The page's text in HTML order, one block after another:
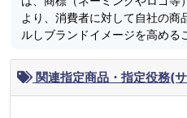
より、消費者に対して自社の商
ルしブランドイメージを高める
関連指定商品・指定役務(